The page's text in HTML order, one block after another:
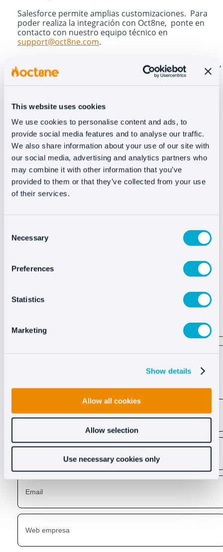
This website uses cookies
We use cookies to personalise content and ads, to
provide social media features and to analyse our traffic.
We also share information about your use of our site with
our social media, advertising and analytics partners who
may combine it with other information that you’ve
provided to them or that they’ve collected from your use
of their services.
Selection
Necessary
Preferences
Statistics
Marketing
Show details
Allow all cookies
Allow selection
Use necessary cookies only
Salesforce permite amplias customizaciones. Para
poder realiza la integración con Oct8ne, ponte en
contacto con nuestro equipo técnico en
support@oct8ne.com.
Si tienes alguna duda después de hacer la integración,
no dudes en comunicárselo a nuestro equipo.
Integrar Oct8ne es muy
fácil
puede hacer por ti